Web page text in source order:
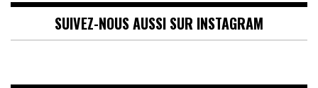
SUIVEZ-NOUS AUSSI SUR INSTAGRAM